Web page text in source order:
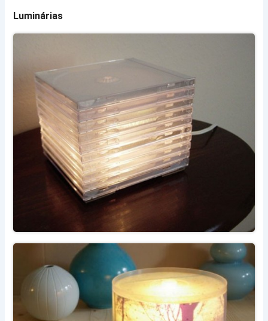
Luminárias